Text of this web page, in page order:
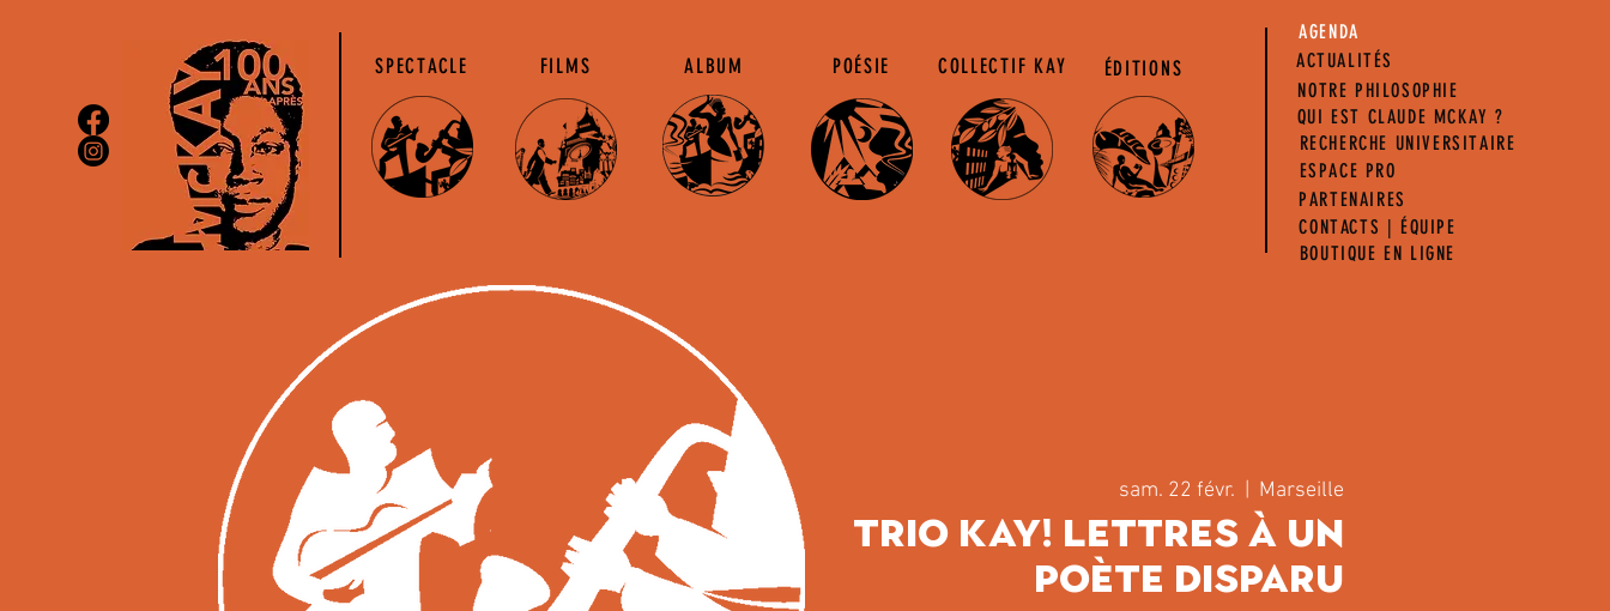
AGENDA
SPECTACLE FILMS COLLECTIF KAY ÉDITIONS
POÉSIE
ALBUM
ACTUALITÉS
NOTRE PHILOSOPHIE
QUI EST CLAUDE MCKAY ?
ESPACE PRO
PARTENAIRES
RECHERCHE UNIVERSITAIRE
CONTACTS | ÉQUIPE
BOUTIQUE EN LIGNE
sam. 22 févr. Marseille
Trio KAY! Lettres à un
poète disparu